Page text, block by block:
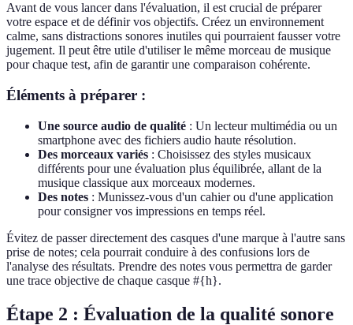
Avant de vous lancer dans l'évaluation, il est crucial de préparer
votre espace et de définir vos objectifs. Créez un environnement
calme, sans distractions sonores inutiles qui pourraient fausser votre
jugement. Il peut être utile d'utiliser le même morceau de musique
pour chaque test, afin de garantir une comparaison cohérente.
Éléments à préparer :
Une source audio de qualité : Un lecteur multimédia ou un
smartphone avec des fichiers audio haute résolution.
Des morceaux variés : Choisissez des styles musicaux
différents pour une évaluation plus équilibrée, allant de la
musique classique aux morceaux modernes.
Des notes : Munissez-vous d'un cahier ou d'une application
pour consigner vos impressions en temps réel.
Évitez de passer directement des casques d'une marque à l'autre sans
prise de notes; cela pourrait conduire à des confusions lors de
l'analyse des résultats. Prendre des notes vous permettra de garder
une trace objective de chaque casque #{h}.
Étape 2 : Évaluation de la qualité sonore